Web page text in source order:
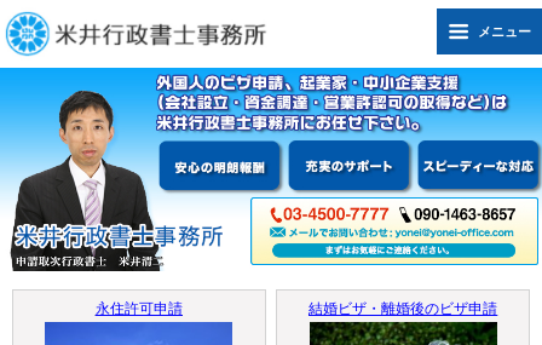
メニュー
永住許可申請 結婚ビザ・離婚後のビザ申請